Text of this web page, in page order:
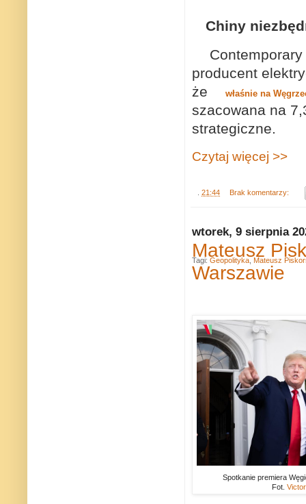
Chiny
producent
że
właśnie na
szacowana na
strategiczne.
Czytaj więcej >>
21:44 Brak komentarzy:
wtorek, 9 sierpnia
Mateusz
Warszawie
Spotkanie premiera
Fot.
Tagi: Geopolityka Mateusz